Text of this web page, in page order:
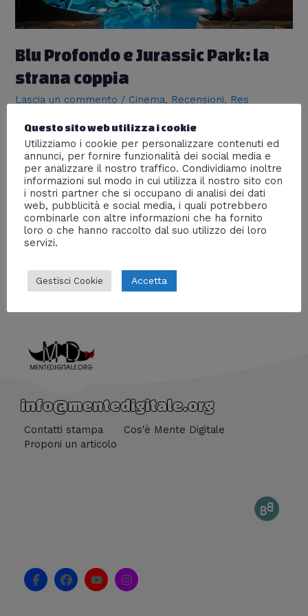
Blu Profondo e Jurassic Park: la
strana coppia
Lascia un commento / Cinema, Recensioni, Res
Blu Profondo è un film del 1999 diretto da Renny Harlin
(Die Hard 2, Cliffhanger), incentrato sulla ricerca di una
cura alla malattia di Alzheimer tramite una proteina
ricavata dal cervello di squali modificati geneticamente.
Con questa breve descrizione della trama la domanda
dovrebbe sorgere spontanea: come è possibile
associare questa pellicola a Jurassic Park, …
info@mentedigitale.org
Contatti stampa
Cos'è Mente Digitale
Proponi un articolo
F
a
F
a
Y
o
I
n
Questo sito web utilizza i cookie
Utilizziamo i cookie per personalizzare contenuti ed
annunci, per fornire funzionalità dei social media e
per analizzare il nostro traffico. Condividiamo inoltre
informazioni sul modo in cui utilizza il nostro sito con
i nostri partner che si occupano di analisi dei dati
web, pubblicità e social media, i quali potrebbero
combinarle con altre informazioni che ha fornito
loro o che hanno raccolto dal suo utilizzo dei loro
servizi.
Gestisci Cookie Accetta